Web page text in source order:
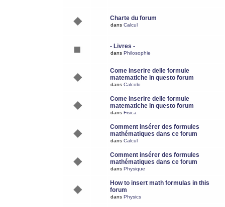
Charte du forum
dans Calcul
- Livres -
dans Philosophie
Come inserire delle formule
matematiche in questo forum
dans Calcolo
Come inserire delle formule
matematiche in questo forum
dans Fisica
Comment insérer des formules
mathématiques dans ce forum
dans Calcul
Comment insérer des formules
mathématiques dans ce forum
dans Physique
How to insert math formulas in this
forum
dans Physics